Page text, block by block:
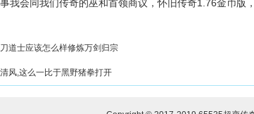
我会同我们传奇的巫和首领商议，怀旧传奇1.76金币版
道士应该怎么样修炼万剑归宗
风,这么一比于黑野猪拳打开